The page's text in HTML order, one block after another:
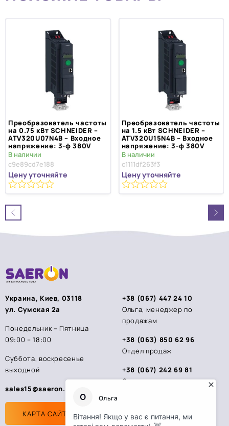
Преобразователь частоты
на 0.75 кВт SCHNEIDER –
ATV320U07N4B – Входное
напряжение: 3-ф 380V
В наличии
c9e89cd7e188
Цену уточняйте
из
5
Преобразователь частоты
на 1.5 кВт SCHNEIDER –
ATV320U15N4B – Входное
напряжение: 3-ф 380V
В наличии
c1111df263f3
Цену уточняйте
Украина, Киев, 03118
ул. Сумская 2а
Понедельник – Пятница
09:00 – 18:00
Суббота, воскресенье
выходной
sales15@saeron.ua
КАРТА САЙТА
+38 (067) 447 24 10
Ольга, менеджер по
продажам
+38 (063) 850 62 96
Отдел продаж
+38 (067) 242 69 81
Стас, менеджер по